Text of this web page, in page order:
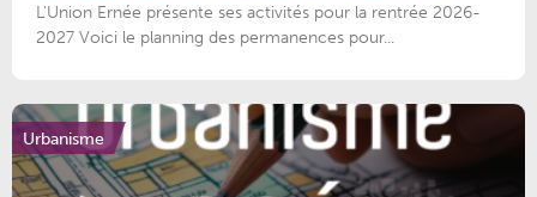
L'Union Ernée présente ses activités pour la rentrée 2026-
2027 Voici le planning des permanences pour...
Urbanisme